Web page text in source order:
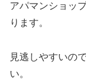
アパマンショッ
ります。
見逃しやすいの
い。